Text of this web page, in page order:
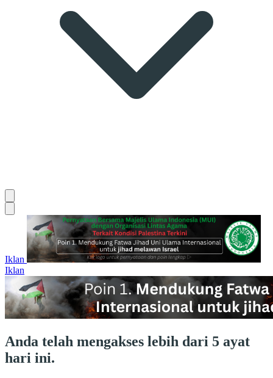
Iklan
Iklan
Anda telah mengakses lebih dari 5 ayat
hari ini.